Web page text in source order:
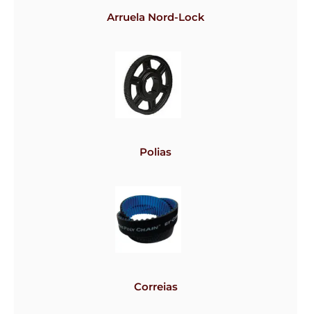
Arruela Nord-Lock
Polias
Correias